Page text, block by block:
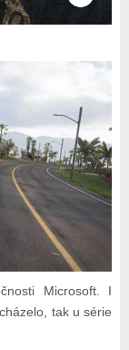
Microsoft. I
tak u série